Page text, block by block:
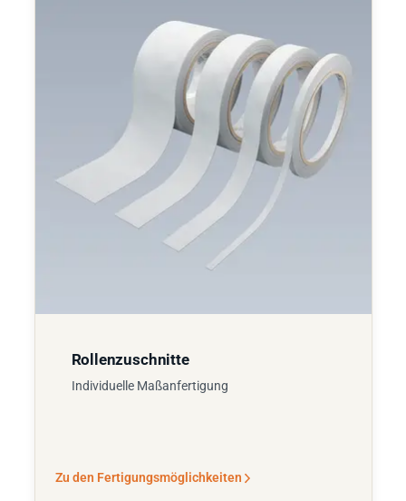
Rollenzuschnitte
Individuelle Maßanfertigung
Zu den Fertigungsmöglichkeiten